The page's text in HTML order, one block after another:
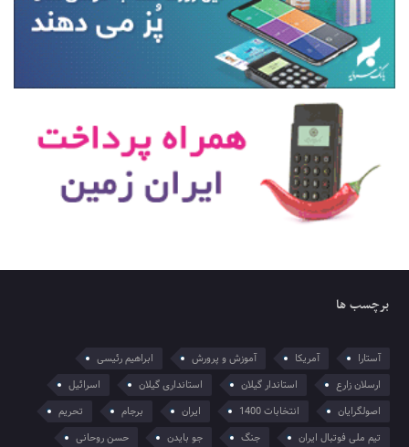
برچسب ها
آستارا آمریکا آموزش و پرورش
ابراهیم رئیسی
ارسلان زارع
استاندار گیلان استانداری گیلان
اسرائیل
اصولگرایان
انتخابات 1400 ایران برجام
تحریم
تیم ملی فوتبال ایران
جنگ جو بایدن حسن روحانی